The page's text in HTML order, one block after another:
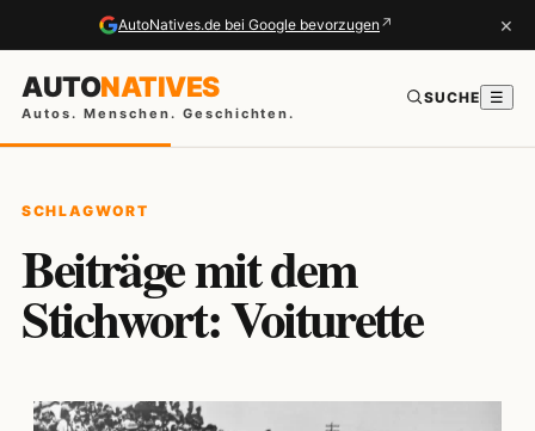
AutoNatives.de bei Google bevorzugen ↗ ×
AUTONATIVES
Autos. Menschen. Geschichten.
SUCHE ☰
SCHLAGWORT
Beiträge mit dem
Stichwort: Voiturette